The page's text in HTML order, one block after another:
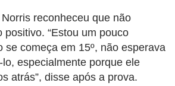
reconheceu que não
positivo. “Estou um pouco
se começa em 15º, não esperava
especialmente porque ele
atrás”, disse após a prova.